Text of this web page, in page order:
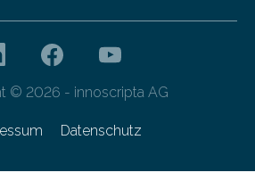
© 2026 - innoscripta AG
Datenschutz